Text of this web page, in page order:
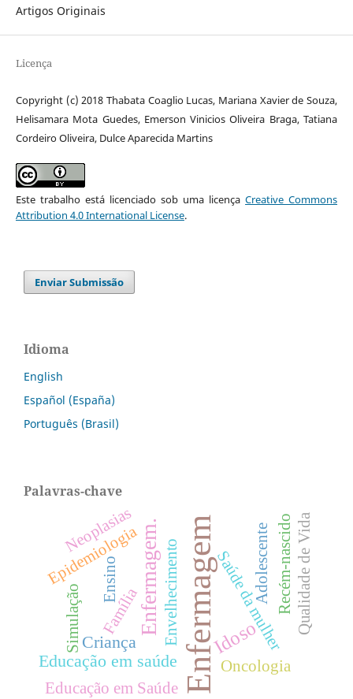
Artigos Originais
Licença
Copyright (c) 2018 Thabata Coaglio Lucas, Mariana Xavier de Souza,
Helisamara Mota Guedes, Emerson Vinicios Oliveira Braga, Tatiana
Cordeiro Oliveira, Dulce Aparecida Martins
Este trabalho está licenciado sob uma licençaCreative Commons
Attribution 4.0 International License.
Enviar Submissão
Idioma
English
Español (España)
Português (Brasil)
Palavras-chave
Enfermagem
Enfermagem.
Idoso
Criança
Educação em saúde
Educação em Saúde
Envelhecimento Saúde da mulher
Adolescente
Família
Ensino
Epidemiologia Recém-nascido
Neoplasias Qualidade de Vida
Oncologia
Simulação